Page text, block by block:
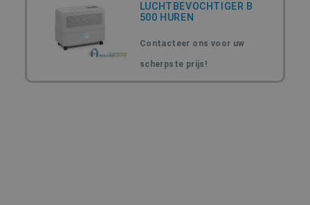
LUCHTBEVOCHTIGER B
500 HUREN
Contacteer ons voor uw
scherpste prijs!